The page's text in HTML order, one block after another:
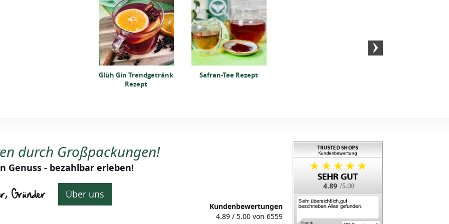
Glüh Gin Trendgetränk
Rezept
Safran-Tee Rezept
durch Großpackungen!
Genuss - bezahlbar erleben!
Gründer Über uns
4.89
Kundenbewertungen
4.89 / 5.00 von 6559